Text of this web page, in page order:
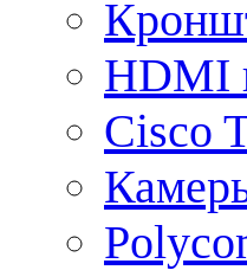
HDMI
Cisco